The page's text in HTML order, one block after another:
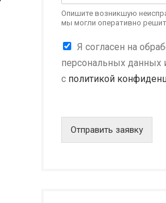
Опишите возникшую
мы могли оперативно
К
н
ф
е
Я согласен на
персональных данных
с политикой
Отправить заявку